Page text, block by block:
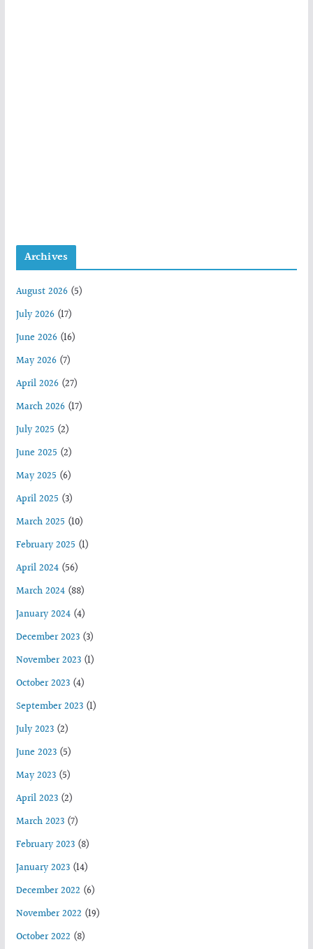
Archives
August 2026(5)
July 2026(17)
June 2026(16)
May 2026(7)
April 2026(27)
March 2026(17)
July 2025 (2)
June 2025 (2)
May 2025 (6)
April 2025 (3)
March 2025 (10)
February 2025 (1)
April 2024(56)
March 2024(88)
January 2024(4)
December 2023(3)
November 2023(1)
October 2023(4)
September 2023(1)
July 2023(2)
June 2023(5)
May 2023(5)
April 2023(2)
March 2023(7)
February 2023(8)
January 2023(14)
December 2022 (6)
November 2022 (19)
October 2022 (8)